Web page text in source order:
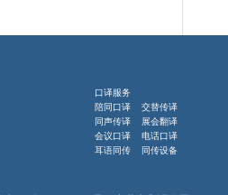
口译服务
陪同口译 交替传译
同声传译 展会翻译
会议口译 电话口译
耳语同传 同传设备